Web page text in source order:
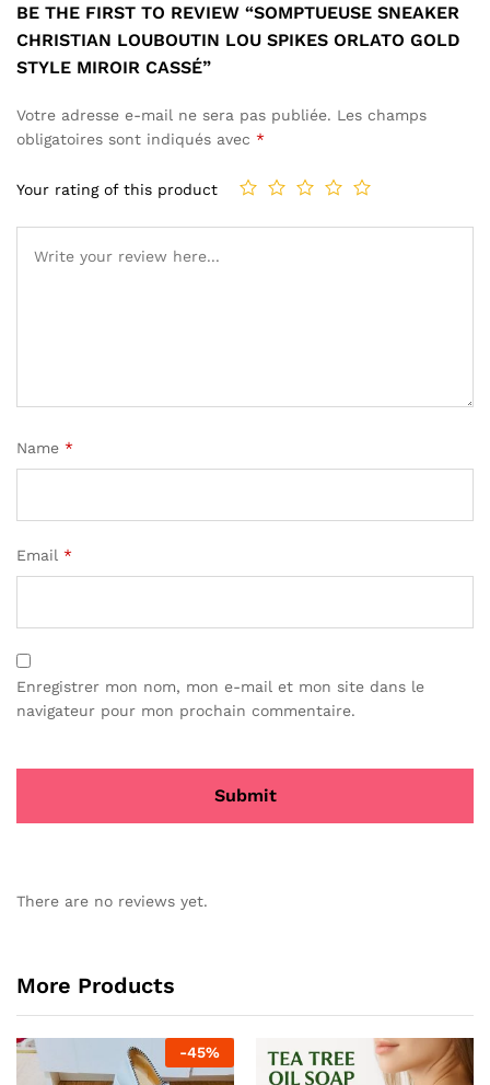
BE THE FIRST TO REVIEW “SOMPTUEUSE SNEAKER
CHRISTIAN LOUBOUTIN LOU SPIKES ORLATO GOLD
STYLE MIROIR CASSÉ”
Votre adresse e-mail ne sera pas publiée. Les champs
obligatoires sont indiqués avec *
Your rating of this product
Name *
Email *
Enregistrer mon nom, mon e-mail et mon site dans le
navigateur pour mon prochain commentaire.
There are no reviews yet.
More Products
-45%